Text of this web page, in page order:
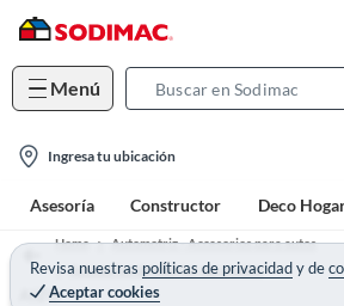
Menú
c
a
Ingresa tu ubicación
Asesoría Constructor Deco
Revisa nuestras políticas de privacidadyde
Aceptar cookies
Home
Automotriz - Accesorios para autos
Accesorios de interior para autos
AIZO